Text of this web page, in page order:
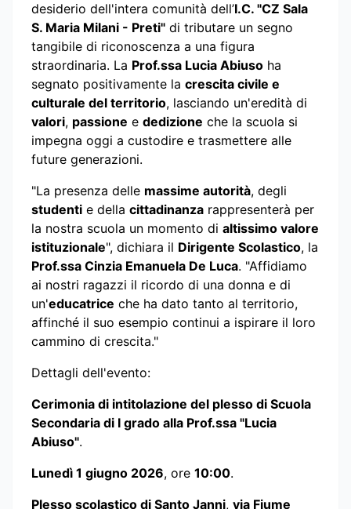
desiderio dell'intera comunità dell’I.C. "CZ Sala
S. Maria Milani - Preti" di tributare un segno
tangibile di riconoscenza a una figura
straordinaria. La Prof.ssa Lucia Abiuso ha
segnato positivamente la crescita civile e
culturale del territorio, lasciando un'eredità di
valori, passione e dedizione che la scuola si
impegna oggi a custodire e trasmettere alle
future generazioni.
"La presenza delle massime autorità, degli
studenti e della cittadinanza rappresenterà per
la nostra scuola un momento di altissimo valore
istituzionale", dichiara il Dirigente Scolastico, la
Prof.ssa Cinzia Emanuela De Luca. "Affidiamo
ai nostri ragazzi il ricordo di una donna e di
un'educatrice che ha dato tanto al territorio,
affinché il suo esempio continui a ispirare il loro
cammino di crescita."
Dettagli dell'evento:
Cerimonia di intitolazione del plesso di Scuola
Secondaria di I grado alla Prof.ssa "Lucia
Abiuso".
Lunedì 1 giugno 2026, ore 10:00.
Plesso scolastico di Santo Janni, via Fiume